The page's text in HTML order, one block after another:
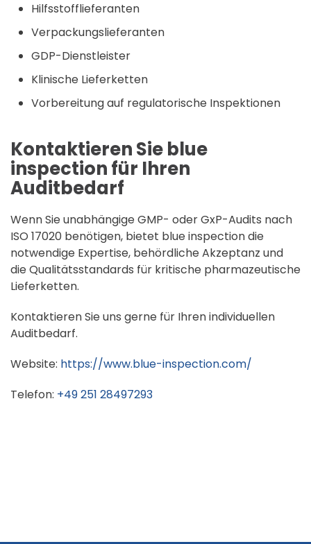
Hilfsstofflieferanten
Verpackungslieferanten
GDP-Dienstleister
Klinische Lieferketten
Vorbereitung auf regulatorische Inspektionen
Kontaktieren Sie blue
inspection für Ihren
Auditbedarf
Wenn Sie unabhängige GMP- oder GxP-Audits nach
ISO 17020 benötigen, bietet blue inspection die
notwendige Expertise, behördliche Akzeptanz und
die Qualitätsstandards für kritische pharmazeutische
Lieferketten.
Kontaktieren Sie uns gerne für Ihren individuellen
Auditbedarf.
Website: https://www.blue-inspection.com/
Telefon: +49 251 28497293